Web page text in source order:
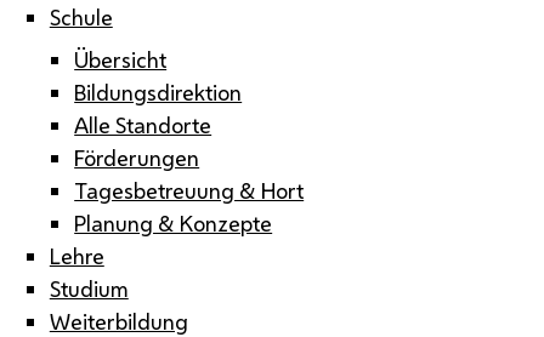
Schule
Übersicht
Bildungsdirektion
Alle Standorte
Förderungen
Tagesbetreuung & Hort
Planung & Konzepte
Lehre
Studium
Weiterbildung